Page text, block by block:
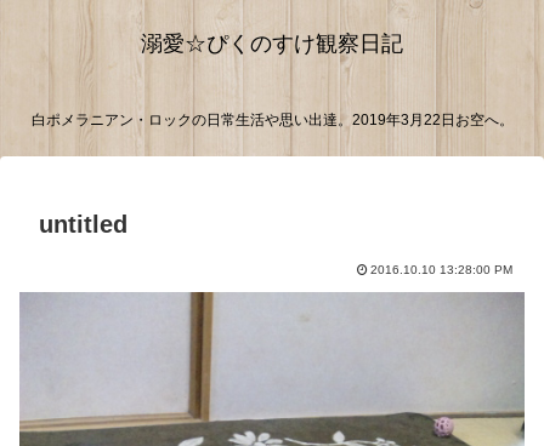
溺愛☆ぴくのすけ観察日記
白ポメラニアン・ロックの日常生活や思い出達。2019年3月22日お空へ。
untitled
2016.10.10 13:28:00 PM